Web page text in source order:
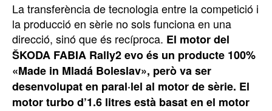
La transferència de tecnologia entre la competició i
la producció en sèrie no sols funciona en una
direcció, sinó que és recíproca. El motor del
ŠKODA FABIA Rally2 evo és un producte 100%
«Made in Mladá Boleslav», però va ser
desenvolupat en paral·lel al motor de sèrie. El
motor turbo d’1.6 litres està basat en el motor